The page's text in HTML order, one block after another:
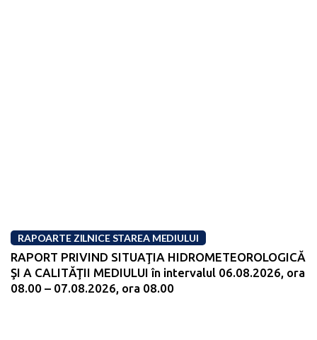
RAPOARTE ZILNICE STAREA MEDIULUI
RAPORT PRIVIND SITUAŢIA HIDROMETEOROLOGICĂ
ŞI A CALITĂŢII MEDIULUI în intervalul 06.08.2026, ora
08.00 – 07.08.2026, ora 08.00